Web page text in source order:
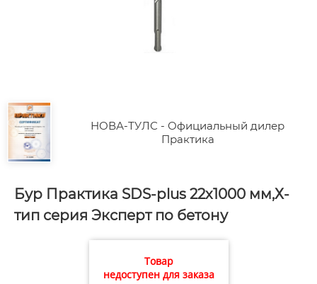
НОВА-ТУЛС - Официальный дилер
Практика
Бур Практика SDS-plus 22х1000 мм,Х-
тип серия Эксперт по бетону
Товар
недоступен для заказа